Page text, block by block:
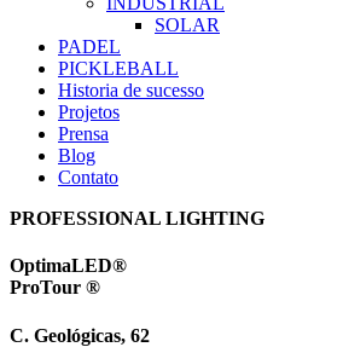
SOLAR
PADEL
PICKLEBALL
Historia de sucesso
Projetos
Prensa
Blog
Contato
PROFESSIONAL LIGHTING
OptimaLED®
ProTour ®
C. Geológicas, 62